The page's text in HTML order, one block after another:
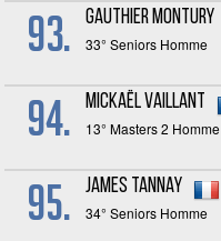
93. Gauthier MONTURY
33° Seniors Homme
94. Mickaël VAILLANT
13° Masters 2 Homme
95. James TANNAY
34° Seniors Homme